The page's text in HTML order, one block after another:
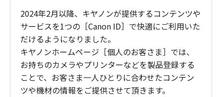
2024年2月以降、キヤノンが提供するコンテンツや
サービスを1つの［Canon ID］で快適にご利用いた
だけるようになりました。
キヤノンホームページ［個人のお客さま］では、
お持ちのカメラやプリンターなどを製品登録する
ことで、お客さま一人ひとりに合わせたコンテン
ツや機材の情報をご提供させて頂きます。